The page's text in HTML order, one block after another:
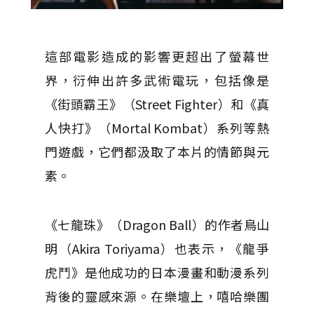
這部電影造成的影響更超出了螢幕世
界，衍伸出許多武術電玩，包括像是
《街頭霸王》（Street Fighter）和《真
人快打》（Mortal Kombat）系列等熱
門遊戲，它們都汲取了本片的情節與元
素。
《七龍珠》（Dragon Ball）的作者鳥山
明（Akira Toriyama）也表示，《龍爭
虎鬥》是他成功的日本漫畫和動漫系列
背後的靈感來源。在樂壇上，嘻哈樂團